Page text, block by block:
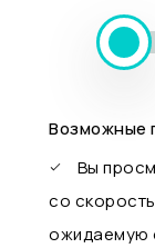
Возможные
Вы
со
ожидаемую